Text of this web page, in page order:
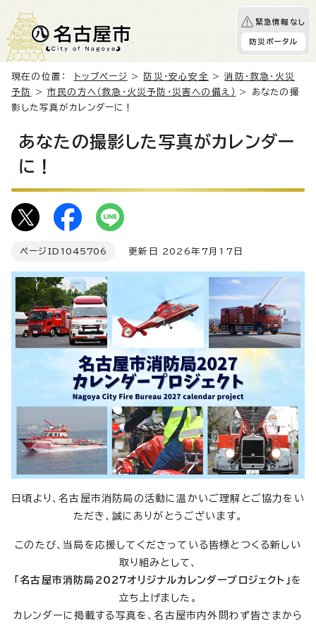
緊急情報なし
防災ポータル
現在の位置： トップページ > 防災・安心安全 >消防・救急・火災
予防
>市民の方へ（救急・火災予防・災害への備え）
> あなたの撮
影した写真がカレンダーに！
あなたの撮影した写真がカレンダー
に！
ページID 1045706 更新日 2026年7月17日
日頃より、名古屋市消防局の活動に温かいご理解とご協力をい
ただき、誠にありがとうございます。
このたび、当局を応援してくださっている皆様とつくる新しい
取り組みとして、
「名古屋市消防局2027オリジナルカレンダープロジェクト」 を
立ち上げました。
カレンダーに掲載する写真を、名古屋市内外問わず皆さまから